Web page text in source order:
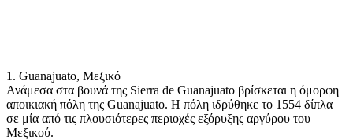
1. Guanajuato, Μεξικό
Ανάμεσα στα βουνά της Sierra de Guanajuato βρίσκεται η όμορφη
αποικιακή πόλη της Guanajuato. Η πόλη ιδρύθηκε το 1554 δίπλα
σε μία από τις πλουσιότερες περιοχές εξόρυξης αργύρου του
Μεξικού.